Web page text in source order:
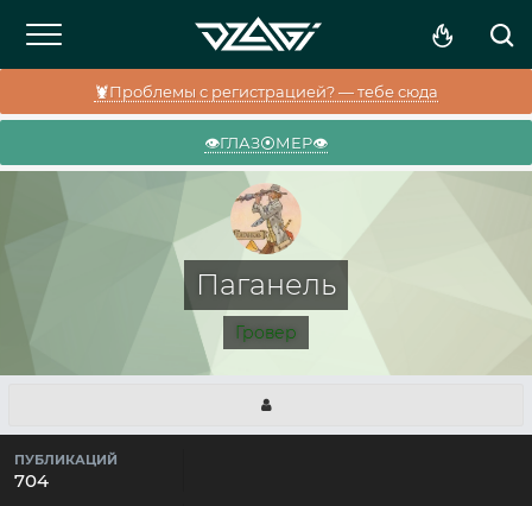
🦞Проблемы с регистрацией? — тебе сюда
👁️ГЛАЗ⦿МЕР👁️
Паганель
Гровер
ПУБЛИКАЦИЙ
704